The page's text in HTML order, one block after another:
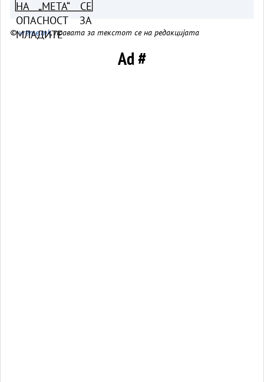
©vreme.mk, правата за текстот се на редакцијата
Ad #